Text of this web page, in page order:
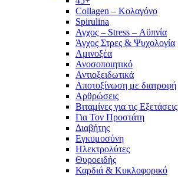
Collagen – Κολαγόνο
Spirulina
Αγχος – Stress – Αϋπνία
Άγχος Στρες & Ψυχολογία
Αμινοξέα
Ανοσοποιητικό
Αντιοξειδωτικά
Αποτοξίνωση με διατροφή
Αρθρώσεις
Βιταμίνες για τις Εξετάσεις
Για Τον Προστάτη
Διαβήτης
Εγκυμοσύνη
Ηλεκτρολύτες
Θυροειδής
Καρδιά & Κυκλοφορικό